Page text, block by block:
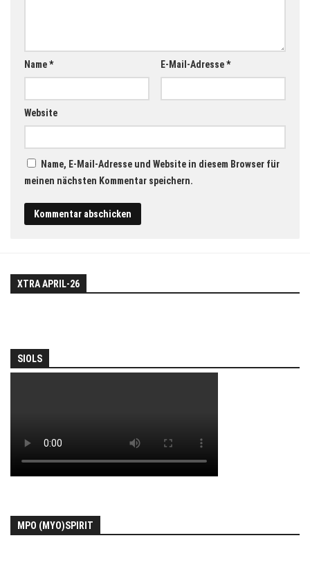
Name* E-Mail-Adresse*
Website
Name, E-Mail-Adresse und Website in diesem Browser für
meinen nächsten Kommentar speichern.
XTRA APRIL-26
SIOLS
MPO (MYO)SPIRIT